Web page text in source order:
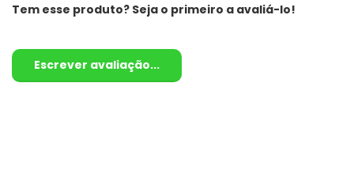
Tem esse produto? Seja o primeiro a avaliá-lo!
Escrever avaliação...